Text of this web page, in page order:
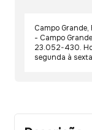
Campo
- Campo
23.052-430.
segunda à